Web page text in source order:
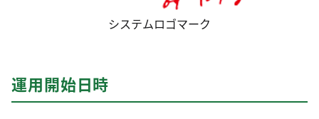
システムロゴマーク​​
運用開始日時